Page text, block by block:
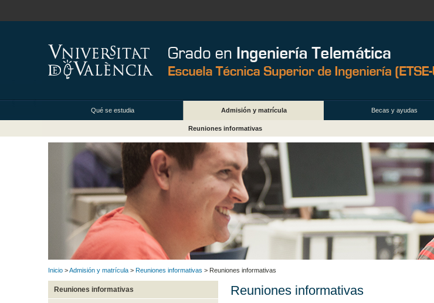
Qué se estudia Admisión y matrícula Becas y ayudas
Reuniones informativas
Inicio >Admisión y matrícula > Reuniones informativas > Reuniones informativas
Reuniones informativas Reuniones informativas